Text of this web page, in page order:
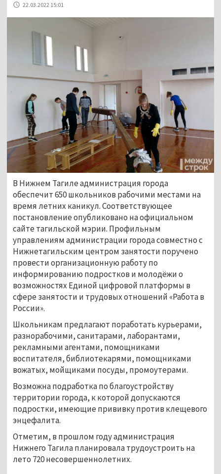
22.03.2022 15:01
В Нижнем Тагиле администрация города
обеспечит 650 школьников рабочими местами на
время летних каникул. Соответствующее
постановление опубликовано на официальном
сайте тагильской мэрии. Профильным
управлениям администрации города совместно с
Нижнетагильским центром занятости поручено
провести организационную работу по
информированию подростков и молодёжи о
возможностях Единой цифровой платформы в
сфере занятости и трудовых отношений «Работа в
России».
Школьникам предлагают поработать курьерами,
разнорабочими, санитарами, лаборантами,
рекламными агентами, помощниками
воспитателя, библиотекарями, помощниками
вожатых, мойщиками посуды, промоутерами.
Возможна подработка по благоустройству
территории города, к которой допускаются
подростки, имеющие прививку против клещевого
энцефалита.
Отметим, в прошлом году администрация
Нижнего Тагила планировала трудоустроить на
лето 720 несовершеннолетних.